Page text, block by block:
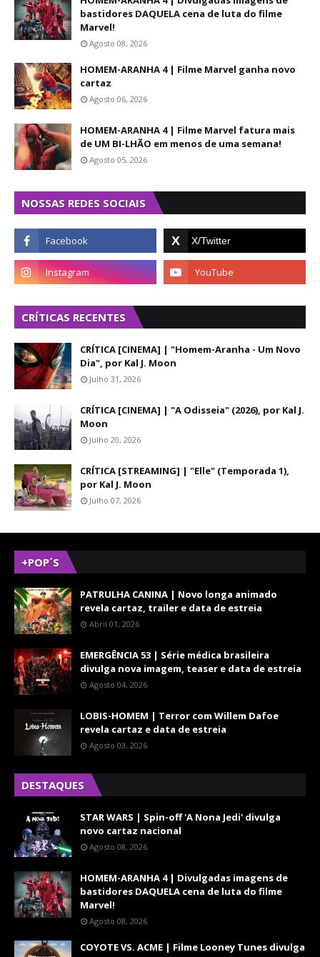
bastidores DAQUELA cena de luta do filme
Marvel!
Agosto 08, 2026
HOMEM-ARANHA 4 | Filme Marvel ganha novo
cartaz
Agosto 06, 2026
HOMEM-ARANHA 4 | Filme Marvel fatura mais
de UM BI-LHÃO em menos de uma semana!
Agosto 05, 2026
NOSSAS REDES SOCIAIS
CRÍTICAS RECENTES
CRÍTICA [CINEMA] | "Homem-Aranha - Um Novo
Dia", por Kal J. Moon
Julho 31, 2026
CRÍTICA [CINEMA] | "A Odisseia" (2026), por Kal J.
Moon
Julho 20, 2026
CRÍTICA [STREAMING] | "Elle" (Temporada 1),
por Kal J. Moon
Julho 07, 2026
+POP´S
PATRULHA CANINA | Novo longa animado
revela cartaz, trailer e data de estreia
Abril 01, 2026
EMERGÊNCIA 53 | Série médica brasileira
divulga nova imagem, teaser e data de estreia
Agosto 04, 2026
LOBIS-HOMEM | Terror com Willem Dafoe
revela cartaz e data de estreia
Agosto 03, 2026
DESTAQUES
STAR WARS | Spin-off 'A Nona Jedi' divulga
novo cartaz nacional
Agosto 08, 2026
HOMEM-ARANHA 4 | Divulgadas imagens de
bastidores DAQUELA cena de luta do filme
Marvel!
Agosto 08, 2026
COYOTE VS. ACME | Filme Looney Tunes divulga